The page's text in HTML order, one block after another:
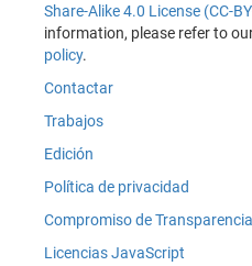
Share-Alike 4.0 License (CC-
information, please refer to
policy.
Contactar
Trabajos
Edición
Política de privacidad
Compromiso de Transparencia
Licencias JavaScript